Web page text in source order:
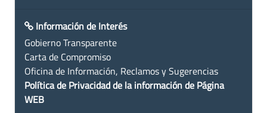
Información de Interés
Gobierno Transparente
Carta de Compromiso
Oficina de Información, Reclamos y Sugerencias
Política de Privacidad de la información de Página
WEB